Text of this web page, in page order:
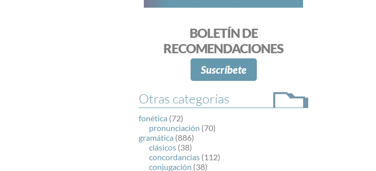
BOLETÍN DE
RECOMENDACIONES
Suscríbete
Otras categorías
fonética (72)
pronunciación (70)
gramática (886)
clásicos (38)
concordancias (112)
conjugación (38)